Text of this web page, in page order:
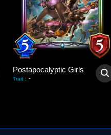
Postapocalyptic Girls
Trait : -